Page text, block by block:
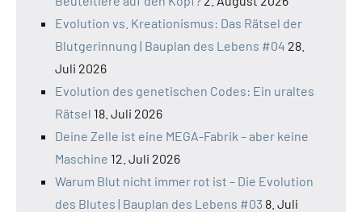
Evolution vs. Kreationismus: Das Rätsel der
Blutgerinnung | Bauplan des Lebens #04 28.
Juli 2026
Evolution des genetischen Codes: Ein uraltes
Rätsel 18. Juli 2026
Deine Zelle ist eine MEGA-Fabrik – aber keine
Maschine 12. Juli 2026
Warum Blut nicht immer rot ist – Die Evolution
des Blutes | Bauplan des Lebens #03 8. Juli